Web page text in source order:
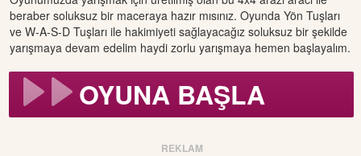
beraber soluksuz bir maceraya hazır mısınız. Oyunda Yön Tuşları
ve W-A-S-D Tuşları ile hakimiyeti sağlayacağız soluksuz bir şekilde
yarışmaya devam edelim haydi zorlu yarışmaya hemen başlayalım.
OYUNA BAŞLA
REKLAM